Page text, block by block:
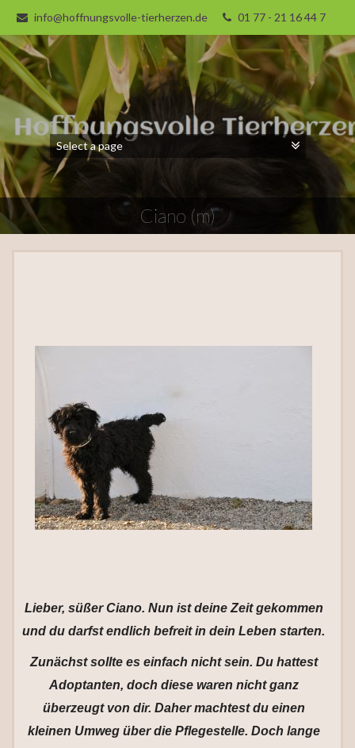
info@hoffnungsvolle-tierherzen.de 01 77 - 21 16 44 7
Ciano (m)
Lieber, süßer Ciano. Nun ist deine Zeit gekommen
und du darfst endlich befreit in dein Leben starten.
Zunächst sollte es einfach nicht sein. Du hattest
Adoptanten, doch diese waren nicht ganz
überzeugt von dir. Daher machtest du einen
kleinen Umweg über die Pflegestelle. Doch lange